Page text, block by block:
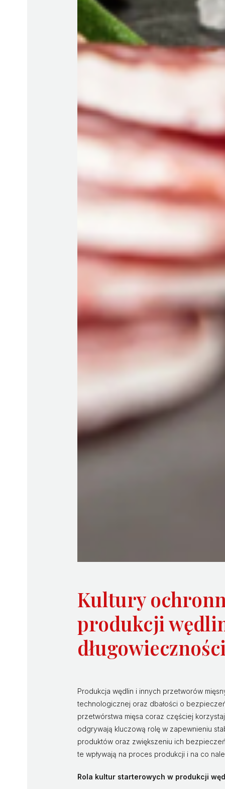
Kultury
produkcji
Produkcja wędlin i innych przetworów
technologicznej oraz dbałości o
przetwórstwa mięsa coraz częściej
odgrywają kluczową rolę w zapewnieniu
produktów oraz zwiększeniu ich
te wpływają na proces produkcji i na co
Rola kultur starterowych w produkcji